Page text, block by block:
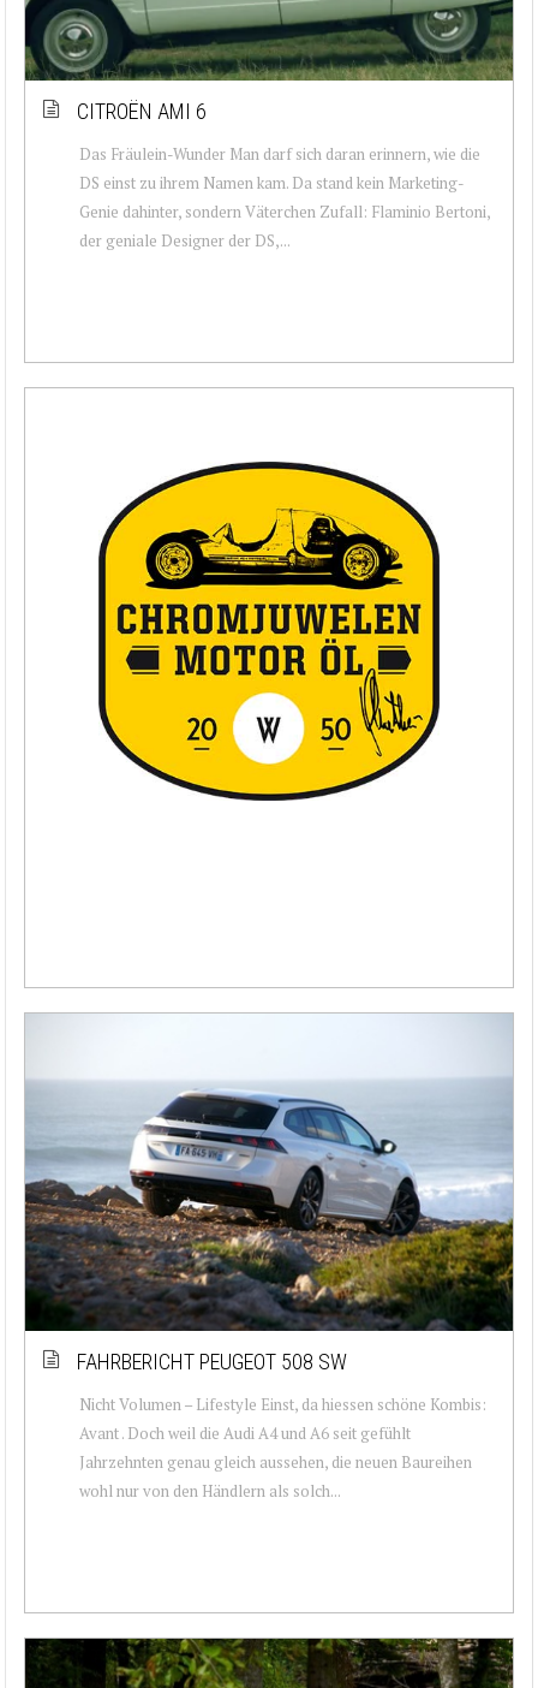
CITROËN AMI 6
Das Fräulein-Wunder Man darf sich daran erinnern, wie die
DS einst zu ihrem Namen kam. Da stand kein Marketing-
Genie dahinter, sondern Väterchen Zufall: Flaminio Bertoni,
der geniale Designer der DS,...
FAHRBERICHT PEUGEOT 508 SW
Nicht Volumen – Lifestyle Einst, da hiessen schöne Kombis:
Avant . Doch weil die Audi A4 und A6 seit gefühlt
Jahrzehnten genau gleich aussehen, die neuen Baureihen
wohl nur von den Händlern als solch...